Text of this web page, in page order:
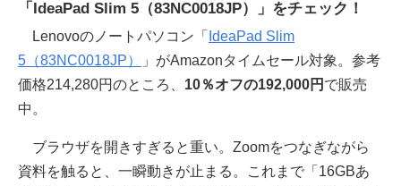
「IdeaPad Slim 5（83NC0018JP）」をチェック！
Lenovoのノートパソコン「 IdeaPad Slim
5（83NC0018JP）
」がAmazonタイムセール対象。参考
価格214,280円のところ、 10％オフの192,000円 で販売
中。
ブラウザを開きすぎると重い。Zoomをつなぎながら
資料を触ると、一瞬動きが止まる。これまで「16GBあ